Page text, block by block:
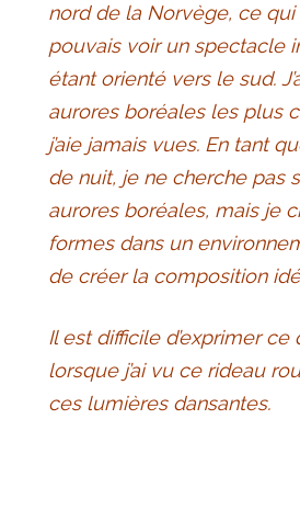
nord de la Norvège, ce
pouvais voir un spectacle
étant orienté vers le sud.
aurores boréales les plus
j’aie jamais vues. En tant
de nuit, je ne cherche pas
aurores boréales, mais je
formes dans un
de créer la composition
Il est difficile d’exprimer ce
lorsque j’ai vu ce rideau
ces lumières dansantes.